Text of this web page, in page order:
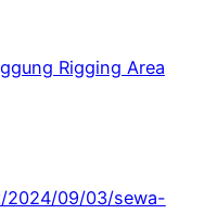
Rigging Area
2024/09/03/sewa-